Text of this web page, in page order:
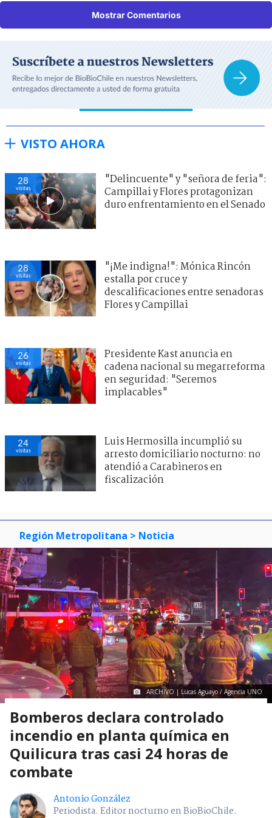
Mostrar Comentarios
VISTO AHORA
28
visitas
"Delincuente" y "señora de feria":
Campillai y Flores protagonizan
duro enfrentamiento en el Senado
28
visitas
"¡Me indigna!": Mónica Rincón
estalla por cruce y
descalificaciones entre senadoras
Flores y Campillai
26
visitas
Presidente Kast anuncia en
cadena nacional su megarreforma
en seguridad: "Seremos
implacables"
24
visitas
Luis Hermosilla incumplió su
arresto domiciliario nocturno: no
atendió a Carabineros en
fiscalización
Región Metropolitana > Noticia
ARCHIVO | Lucas Aguayo / Agencia UNO
Bomberos declara controlado
incendio en planta química en
Quilicura tras casi 24 horas de
combate
Antonio González
Periodista. Editor nocturno en BioBioChile.